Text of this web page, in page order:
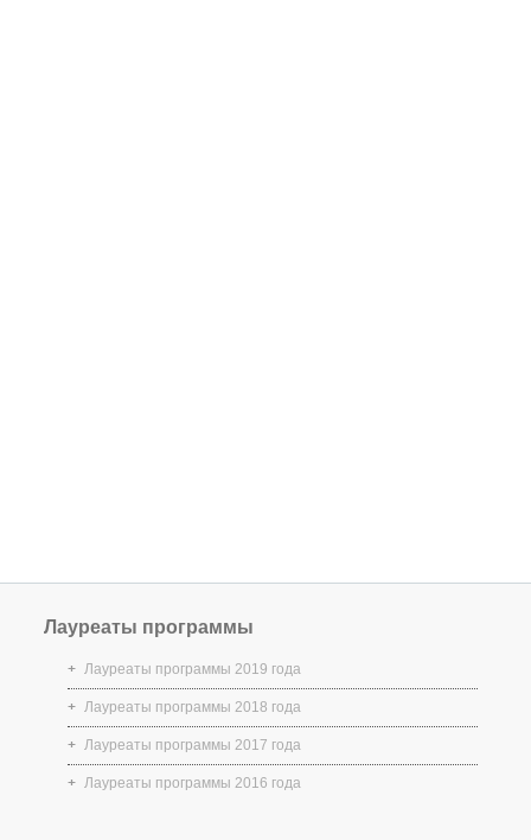
Лауреаты программы
Лауреаты программы 2019 года
Лауреаты программы 2018 года
Лауреаты программы 2017 года
Лауреаты программы 2016 года